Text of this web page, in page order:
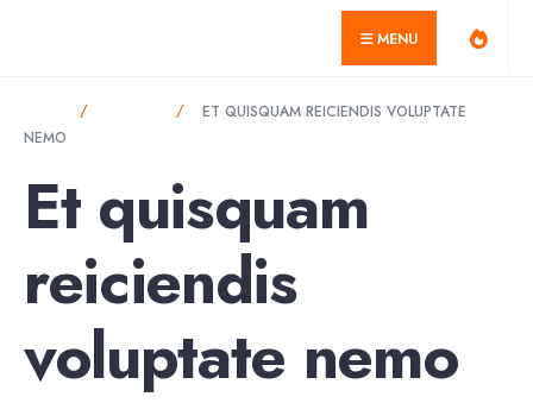
MENU
ET QUISQUAM REICIENDIS VOLUPTATE
NEMO
Et quisquam
reiciendis
voluptate nemo